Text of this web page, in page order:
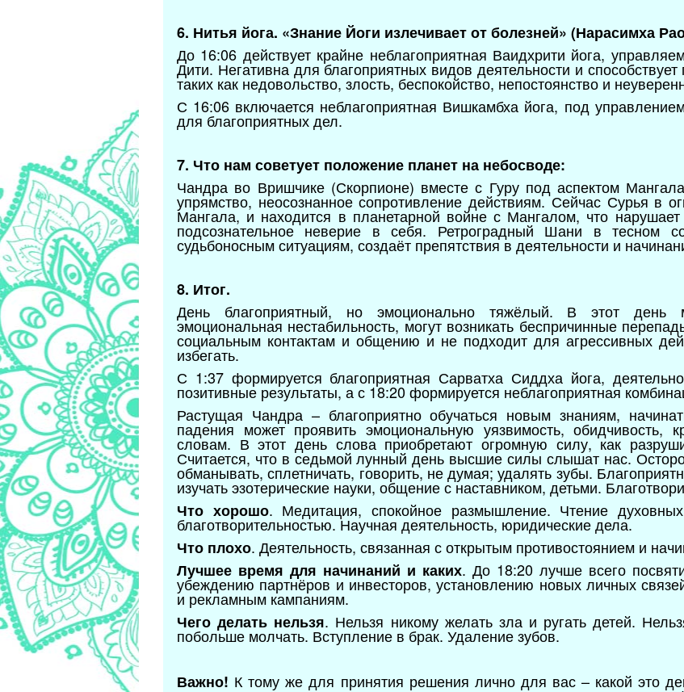
6. Нитья йога. «Знание Йоги излечивает от болезней» (Нарасимха
До 16:06 действует крайне неблагоприятная Ваидхрити йога,
Дити. Негативна для благоприятных видов деятельности и
таких как недовольство, злость, беспокойство, непостоянство и
С 16:06 включается неблагоприятная Вишкамбха йога, под
для благоприятных дел.
7. Что нам советует положение планет на небосводе:
Чандра во Вришчике (Скорпионе) вместе с Гуру под аспектом
упрямство, неосознанное сопротивление действиям. Сейчас Сурья в
Мангала, и находится в планетарной войне с Мангалом, что
подсознательное неверие в себя. Ретроградный Шани в тесном
судьбоносным ситуациям, создаёт препятствия в деятельности и
8. Итог.
День благоприятный, но эмоционально тяжёлый. В этот день
эмоциональная нестабильность, могут возникать беспричинные
социальным контактам и общению и не подходит для агрессивных
избегать.
С 1:37 формируется благоприятная Сарватха Сиддха йога,
позитивные результаты, а с 18:20 формируется неблагоприятная
Растущая Чандра – благоприятно обучаться новым знаниям,
падения может проявить эмоциональную уязвимость, обидчивость,
словам. В этот день слова приобретают огромную силу, как
Считается, что в седьмой лунный день высшие силы слышат нас.
обманывать, сплетничать, говорить, не думая; удалять зубы.
изучать эзотерические науки, общение с наставником, детьми.
Что хорошо. Медитация, спокойное размышление. Чтение
благотворительностью. Научная деятельность, юридические дела.
Что плохо. Деятельность, связанная с открытым противостоянием и
Лучшее время для начинаний и каких. До 18:20 лучше всего
убеждению партнёров и инвесторов, установлению новых личных
и рекламным кампаниям.
Чего делать нельзя. Нельзя никому желать зла и ругать детей.
побольше молчать. Вступление в брак. Удаление зубов.
Важно! К тому же для принятия решения лично для вас – какой это